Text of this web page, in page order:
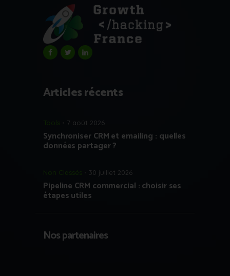
Articles récents
Tools 7 août 2026
Synchroniser CRM et emailing : quelles
données partager ?
Non Classés 30 juillet 2026
Pipeline CRM commercial : choisir ses
étapes utiles
Nos partenaires